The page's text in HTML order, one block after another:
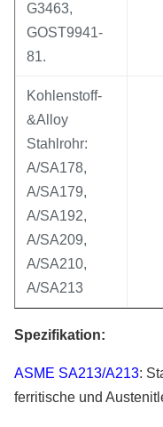
G3463,
GOST9941-
81.
Kohlenstoff-
&Alloy
Stahlrohr:
A/SA178,
A/SA179,
A/SA192,
A/SA209,
A/SA210,
A/SA213
Spezifikation:
ASME SA213/A213:
ferritische und